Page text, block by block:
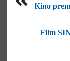
Kino
Film